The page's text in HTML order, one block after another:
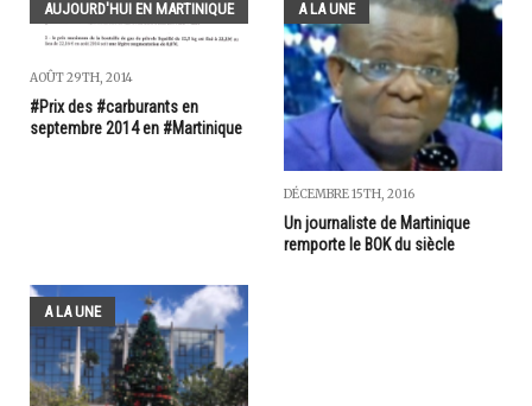
AUJOURD'HUI EN MARTINIQUE
AOÛT 29TH, 2014
#Prix des #carburants en
septembre 2014 en #Martinique
A LA UNE
DÉCEMBRE 15TH, 2016
Un journaliste de Martinique
remporte le BOK du siècle
A LA UNE